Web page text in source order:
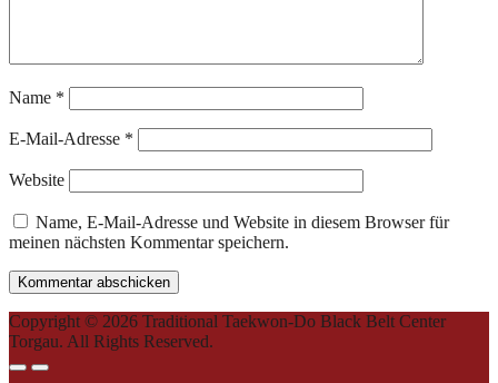
Name *
E-Mail-Adresse *
Website
Name, E-Mail-Adresse und Website in diesem Browser für
meinen nächsten Kommentar speichern.
Copyright © 2026 Traditional Taekwon-Do Black Belt Center
Torgau. All Rights Reserved.